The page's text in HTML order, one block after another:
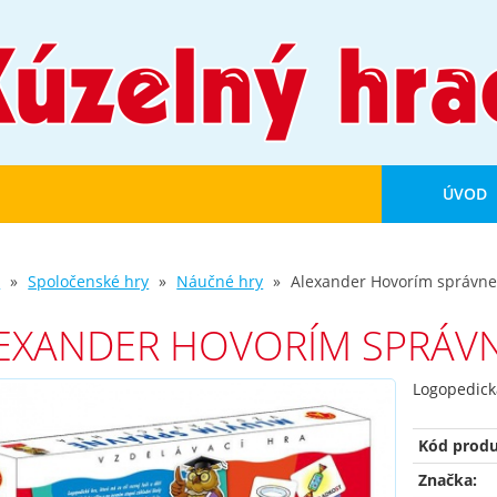
ÚVOD
Spoločenské hry Náučné hry Alexander Hovorím správne
HOVORÍM
Kód
Značka: